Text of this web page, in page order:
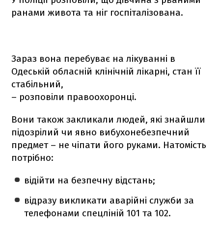
ранами живота та ніг госпіталізована.
Зараз вона перебуває на лікуванні в
Одеській обласній клінічній лікарні, стан її
стабільний,
– розповіли правоохоронці.
Вони також закликали людей, які знайшли
підозрілий чи явно вибухонебезпечний
предмет – не чіпати його руками. Натомість
потрібно:
відійти на безпечну відстань;
відразу викликати аварійні служби за
телефонами спецліній 101 та 102.